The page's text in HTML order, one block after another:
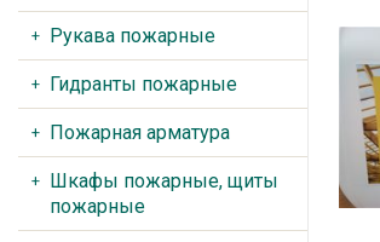
Рукава пожарные
Гидранты пожарные
Пожарная арматура
Шкафы пожарные, щиты
пожарные